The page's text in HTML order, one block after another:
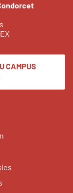
CAMPUS